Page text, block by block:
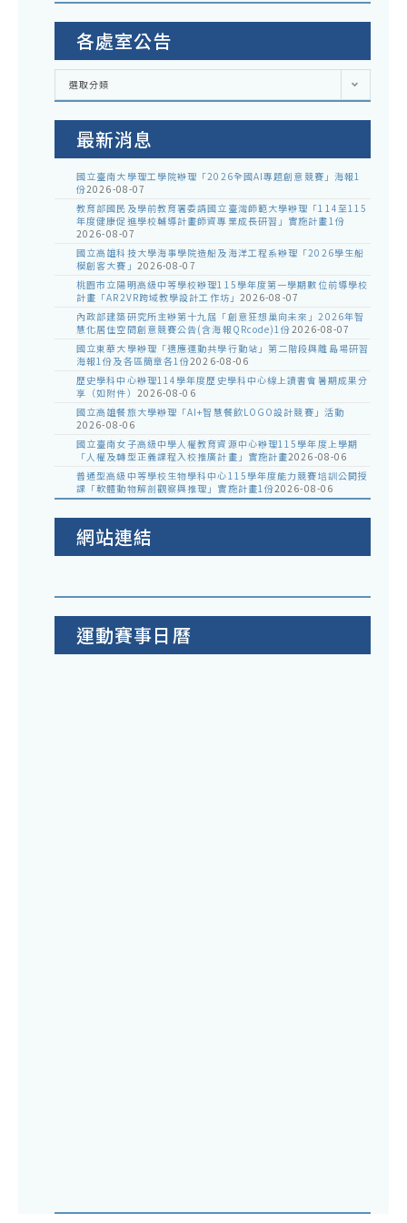
各處室公告
各
室
選取分類
最新消息
國立臺南大學理工學院辦理「2026全國AI專題創意競賽」海報1
份2026-08-07
教育部國民及學前教育署委請國立臺灣師範大學辦理「114至115
年度健康促進學校輔導計畫師資專業成長研習」實施計畫1份
2026-08-07
國立高雄科技大學海事學院造船及海洋工程系辦理「2026學生船
模創客大賽」 2026-08-07
桃園市立陽明高級中等學校辦理115學年度第一學期數位前導學校
計畫「AR2VR跨域教學設計工作坊」 2026-08-07
內政部建築研究所主辦第十九屆「創意狂想巢向未來」2026年智
慧化居住空間創意競賽公告(含海報QRcode)1份2026-08-07
國立東華大學辦理「適應運動共學行動站」第二階段與離島場研習
海報1份及各區簡章各1份2026-08-06
歷史學科中心辦理114學年度歷史學科中心線上讀書會暑期成果分
享（如附件） 2026-08-06
國立高雄餐旅大學辦理「AI+智慧餐飲LOGO設計競賽」活動
2026-08-06
國立臺南女子高級中學人權教育資源中心辦理115學年度上學期
「人權及轉型正義課程入校推廣計畫」實施計畫2026-08-06
普通型高級中等學校生物學科中心115學年度能力競賽培訓公開授
課「軟體動物解剖觀察與推理」實施計畫1份2026-08-06
網站連結
運動賽事日曆